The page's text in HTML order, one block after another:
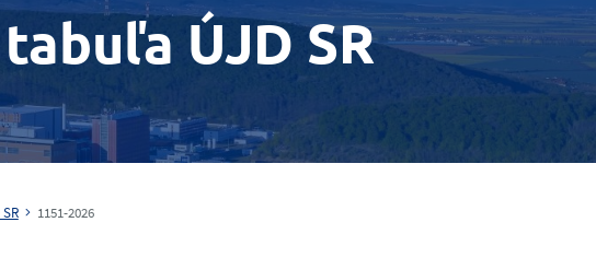
ÚJD SR
1151-2026